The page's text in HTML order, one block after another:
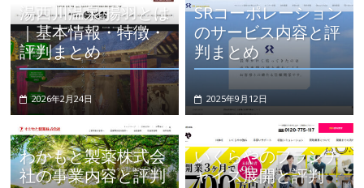
湯西川温泉 揚羽とは
｜基本情報・特徴・
評判まとめ
2026年2月24日
SRコーポレーション
のサービス内容と評
判まとめ
2025年9月12日
わかもと製薬株式会
社の事業内容と評判
いくらやのフランチ
ャイズ展開と評判